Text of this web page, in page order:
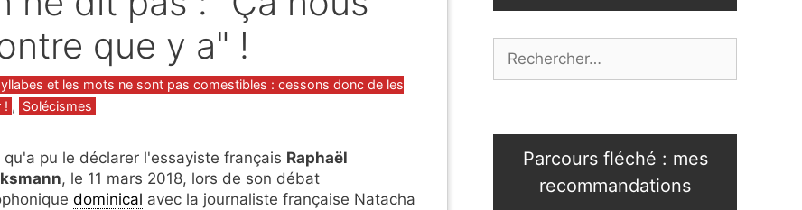
que y a" !
et les mots ne sont pas comestibles : cessons donc de les
! , Solécismes
qu'a pu le déclarer l'essayiste français Raphaël
, le 11 mars 2018, lors de son débat
dominical avec la journaliste française Natacha
Parcours fléché : mes
recommandations